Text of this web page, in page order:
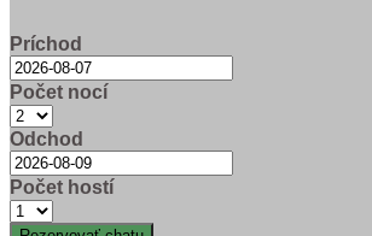
Príchod
Počet nocí
Odchod
Počet hostí